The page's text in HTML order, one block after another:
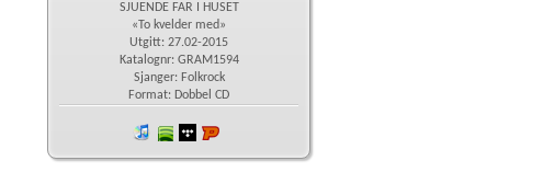
SJUENDE FAR I HUSET
«To kvelder med»
Utgitt: 27.02-2015
Katalognr: GRAM1594
Sjanger: Folkrock
Format: Dobbel CD
iTunesspotifywimp